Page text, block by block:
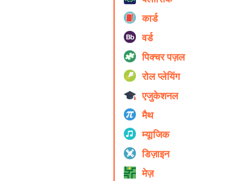
कार्ड
वर्ड
पिक्चर पज़ल
रोल प्ले‍यिंग
एजुकेशनल
मैथ
म्यूाजिक
डिज़ाइन
मेज़